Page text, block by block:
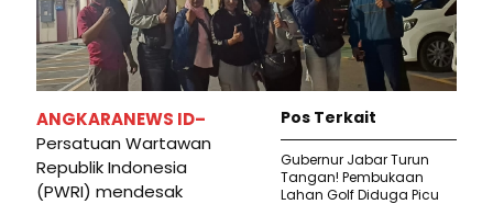
ANGKARANEWS ID–
Persatuan Wartawan
Republik Indonesia
(PWRI) mendesak
Pos Terkait
Gubernur Jabar Turun
Tangan! Pembukaan
Lahan Golf Diduga Picu